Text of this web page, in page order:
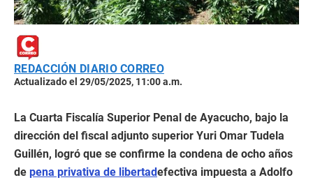
REDACCIÓN DIARIO CORREO
Actualizado el 29/05/2025, 11:00 a.m.
La Cuarta Fiscalía Superior Penal de Ayacucho, bajo la
dirección del fiscal adjunto superior Yuri Omar Tudela
Guillén, logró que se confirme la condena de ocho años
de pena privativa de libertadefectiva impuesta a Adolfo